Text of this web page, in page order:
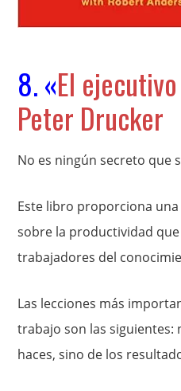
8. «El
Peter Drucker
No es ningún secreto que
Este libro proporciona
sobre la productividad
trabajadores del
Las lecciones más
trabajo son las siguientes:
haces, sino de los